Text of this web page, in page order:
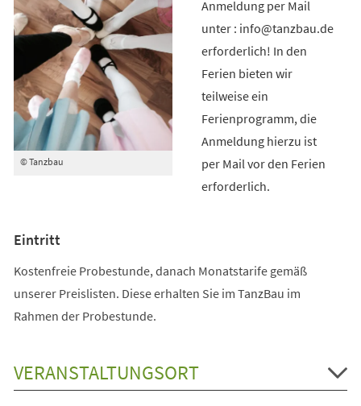
© Tanzbau
Anmeldung per Mail
unter : info@tanzbau.de
erforderlich! In den
Ferien bieten wir
teilweise ein
Ferienprogramm, die
Anmeldung hierzu ist
per Mail vor den Ferien
erforderlich.
Eintritt
Kostenfreie Probestunde, danach Monatstarife gemäß
unserer Preislisten. Diese erhalten Sie im TanzBau im
Rahmen der Probestunde.
VERANSTALTUNGSORT